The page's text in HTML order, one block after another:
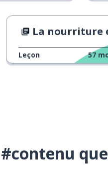
La nourriture et le
Leçon 57